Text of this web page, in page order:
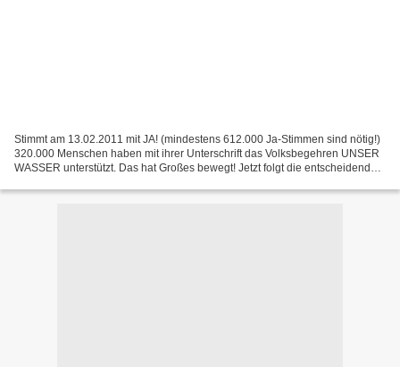
Stimmt am 13.02.2011 mit JA! (mindestens 612.000 Ja-Stimmen sind nötig!)
320.000 Menschen haben mit ihrer Unterschrift das Volksbegehren UNSER
WASSER unterstützt. Das hat Großes bewegt! Jetzt folgt die entscheidende